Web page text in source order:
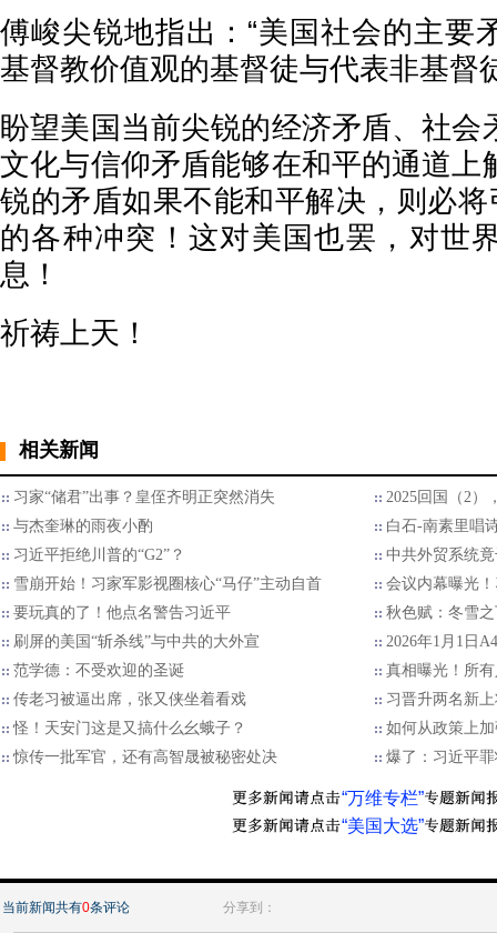
傅峻尖锐地指出：“美国社会的主要
基督教价值观的基督徒与代表非基督
盼望美国当前尖锐的经济矛盾、社会
文化与信仰矛盾能够在和平的通道上
锐的矛盾如果不能和平解决，则必将
的各种冲突！这对美国也罢，对世
息！
祈祷上天！
相关新闻
习家“储君”出事？皇侄齐明正突然消失
2025回国（2）
与杰奎琳的雨夜小酌
白石-南素里唱
习近平拒绝川普的“G2”？
中共外贸系统
雪崩开始！习家军影视圈核心“马仔”主动自首
会议内幕曝光
要玩真的了！他点名警告习近平
秋色赋：冬雪
刷屏的美国“斩杀线”与中共的大外宣
2026年1月1日
范学德：不受欢迎的圣诞
真相曝光！所
传老习被逼出席，张又侠坐着看戏
习晋升两名新
怪！天安门这是又搞什么幺蛾子？
如何从政策上
惊传一批军官，还有高智晟被秘密处决
爆了：习近平
“万维专栏”
“美国大选”
当前新闻共有0条评论 分享到：